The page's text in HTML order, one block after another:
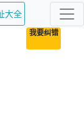
大全
我要纠错